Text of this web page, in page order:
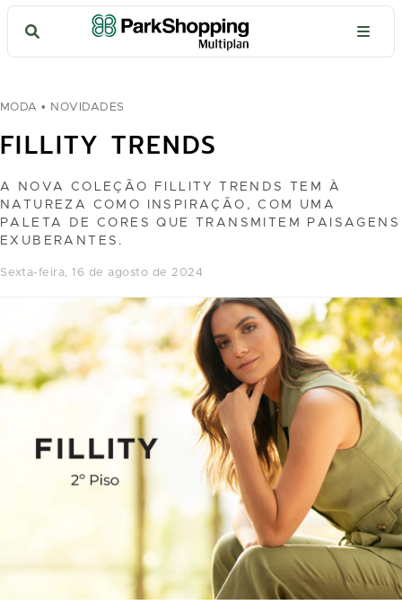
MODA• NOVIDADES
FILLITY TRENDS
A NOVA COLEÇÃO FILLITY TRENDS TEM À
NATUREZA COMO INSPIRAÇÃO, COM UMA
PALETA DE CORES QUE TRANSMITEM PAISAGENS
EXUBERANTES.
sexta-feira, 16 de agosto de 2024